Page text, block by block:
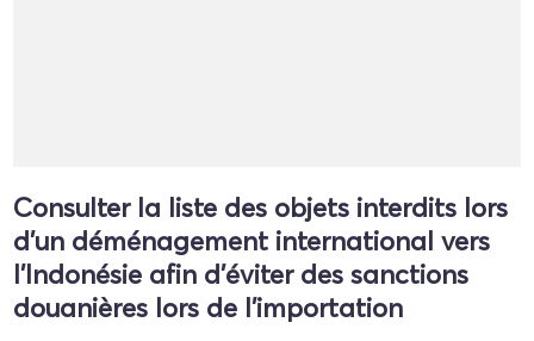
Consulter la liste des objets interdits lors
d'un déménagement international vers
l'Indonésie afin d'éviter des sanctions
douanières lors de l'importation